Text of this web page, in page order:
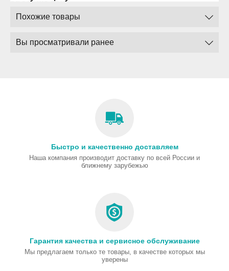
Похожие товары
Вы просматривали ранее
Быстро и качественно доставляем
Наша компания производит доставку по всей России и
ближнему зарубежью
Гарантия качества и сервисное обслуживание
Мы предлагаем только те товары, в качестве которых мы
уверены